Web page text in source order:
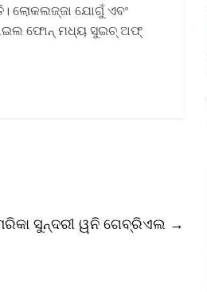
ଲୋକଲଜ୍ଜା ଯୋଗୁଁ ଏବଂ
ଫୋନ୍ ମଧ୍ୟ ସୁଇଚ୍ ଅଫ୍
ସୁନ୍ଦରୀ ୱନି ଗେବ୍ରିଏଲ →